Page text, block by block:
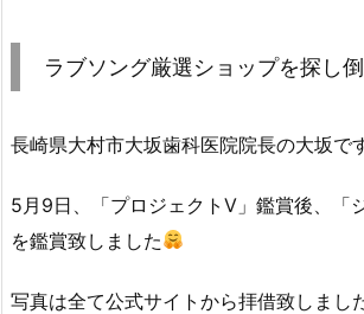
ラブソング厳選ショップを探し倒
長崎県大村市大坂歯科医院院長の大坂で
5月9日、「プロジェクトV」鑑賞後、「
を鑑賞致しました
写真は全て公式サイトから拝借致しまし